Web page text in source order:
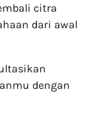
citra
dari awal
dengan